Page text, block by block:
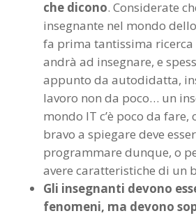
che dicono. Considerate
insegnante nel mondo
fa prima tantissima ricerca
andrà ad insegnare, e
appunto da autodidatta,
lavoro non da poco… un
mondo IT c’è poco da fare,
bravo a spiegare deve
programmare dunque, o
avere caratteristiche di un
Gli insegnanti devono
fenomeni, ma devono